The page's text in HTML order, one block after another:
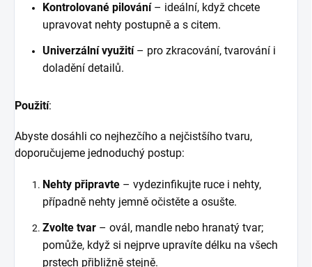
Kontrolované pilování– ideální, když chcete
upravovat nehty postupně a s citem.
Univerzální využití– pro zkracování, tvarování i
doladění detailů.
Použití:
Abyste dosáhli co nejhezčího a nejčistšího tvaru,
doporučujeme jednoduchý postup:
Nehty připravte – vydezinfikujte ruce i nehty,
případně nehty jemně očistěte a osušte.
Zvolte tvar – ovál, mandle nebo hranatý tvar;
pomůže, když si nejprve upravíte délku na všech
prstech přibližně stejně.